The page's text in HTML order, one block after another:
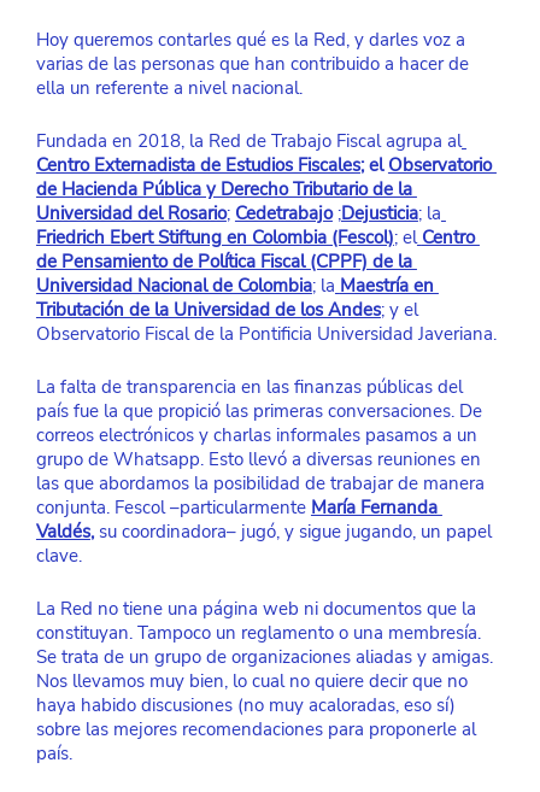
Hoy queremos contarles qué es la Red, y darles voz a
varias de las personas que han contribuido a hacer de
ella un referente a nivel nacional.
Fundada en 2018, la Red de Trabajo Fiscal agrupa al
Centro Externadista de Estudios Fiscales; el Observatorio
de Hacienda Pública y Derecho Tributario de la
Universidad del Rosario; Cedetrabajo ;Dejusticia; la
Friedrich Ebert Stiftung en Colombia (Fescol); el Centro
de Pensamiento de Política Fiscal (CPPF) de la
Universidad Nacional de Colombia; la Maestría en
Tributación de la Universidad de los Andes; y el
Observatorio Fiscal de la Pontificia Universidad Javeriana.
La falta de transparencia en las finanzas públicas del
país fue la que propició las primeras conversaciones. De
correos electrónicos y charlas informales pasamos a un
grupo de Whatsapp. Esto llevó a diversas reuniones en
las que abordamos la posibilidad de trabajar de manera
conjunta. Fescol –particularmente María Fernanda
Valdés, su coordinadora– jugó, y sigue jugando, un papel
clave.
La Red no tiene una página web ni documentos que la
constituyan. Tampoco un reglamento o una membresía.
Se trata de un grupo de organizaciones aliadas y amigas.
Nos llevamos muy bien, lo cual no quiere decir que no
haya habido discusiones (no muy acaloradas, eso sí)
sobre las mejores recomendaciones para proponerle al
país.